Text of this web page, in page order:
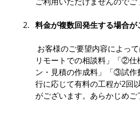
料金が複数回発生する場合が
リモートでの相談料」「②仕
ン・見積の作成料」「③試作
行に応じて有料の工程が2回
がございます。あらかじめご